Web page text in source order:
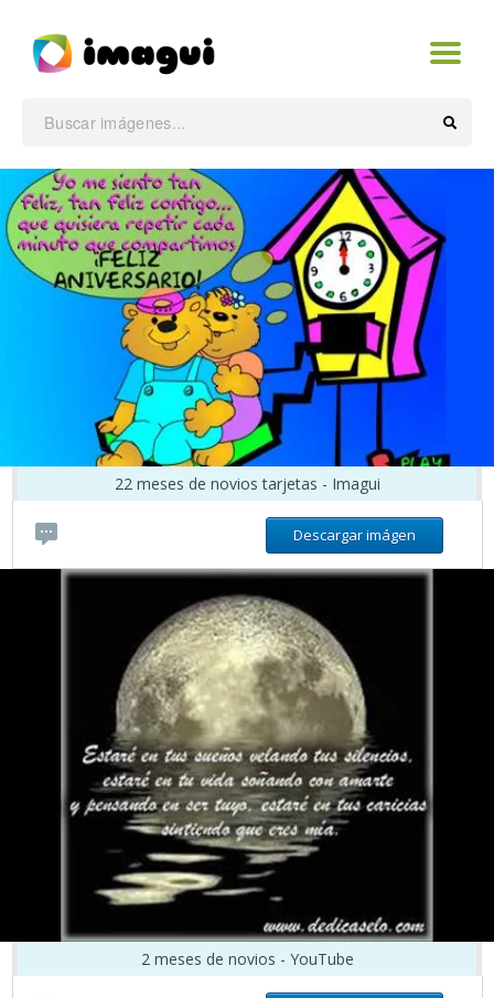
22 meses de novios tarjetas - Imagui
Descargar imágen
2 meses de novios - YouTube